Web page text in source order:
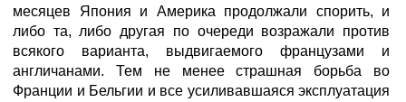
месяцев Япония и Америка продолжали спорить, и
либо та, либо другая по очереди возражали против
всякого варианта, выдвигаемого французами и
англичанами. Тем не менее страшная борьба во
Франции и Бельгии и все усиливавшаяся эксплуатация